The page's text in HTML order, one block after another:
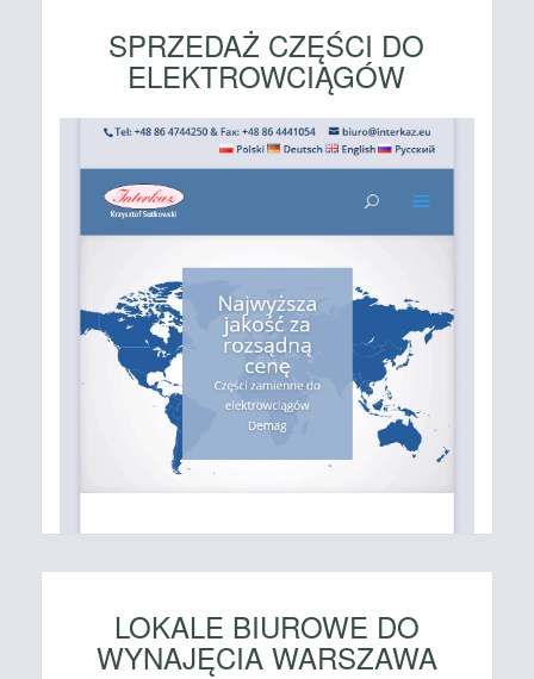
SPRZEDAŻ CZĘŚCI DO
ELEKTROWCIĄGÓW
LOKALE BIUROWE DO
WYNAJĘCIA WARSZAWA